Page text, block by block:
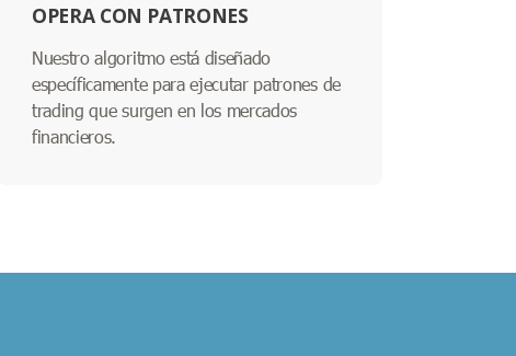
OPERA CON PATRONES
Nuestro algoritmo está diseñado
específicamente para ejecutar patrones de
trading que surgen en los mercados
financieros.